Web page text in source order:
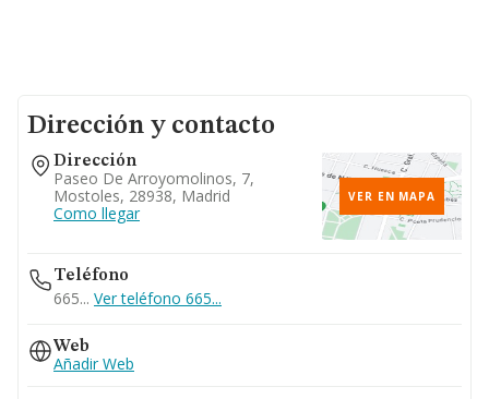
Dirección y contacto
Dirección
Paseo De Arroyomolinos, 7,
Mostoles, 28938, Madrid
Como llegar
VER EN MAPA
Teléfono
665... Ver teléfono 665...
Web
Añadir Web